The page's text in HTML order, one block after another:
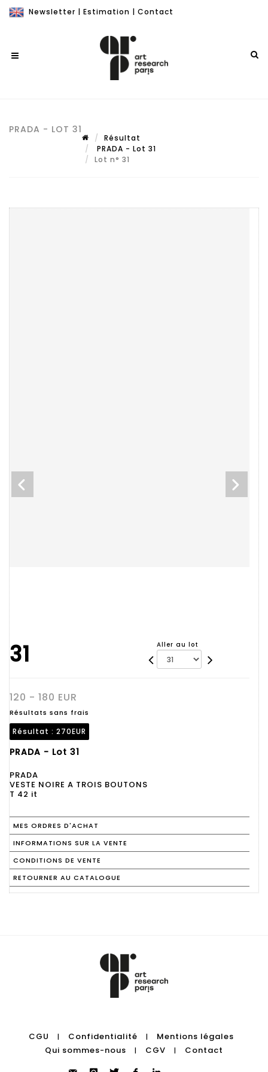
Newsletter | Estimation | Contact
PRADA - LOT 31
Résultat
PRADA - Lot 31
Lot n° 31
31 Aller au lot
120 - 180 EUR
Résultats sans frais
Résultat : 270EUR
PRADA - Lot 31
PRADA
VESTE NOIRE A TROIS BOUTONS
T 42 it
MES ORDRES D'ACHAT
INFORMATIONS SUR LA VENTE
CONDITIONS DE VENTE
RETOURNER AU CATALOGUE
CGU | Confidentialité |
Mentions légales
Qui sommes-nous
| CGV | Contact